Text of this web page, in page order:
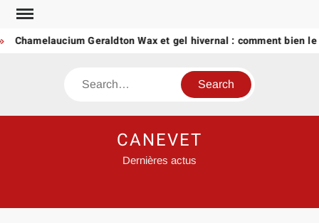
Skip
content
Chamelaucium Geraldton Wax et gel hivernal : comment bien le
Search
CANEVET
Dernières actus